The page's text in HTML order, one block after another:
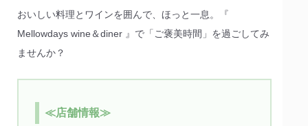
おいしい料理とワインを囲んで、ほっと一息。『
Mellowdays wine＆diner 』で「ご褒美時間」を過ごしてみ
ませんか？
≪店舗情報≫